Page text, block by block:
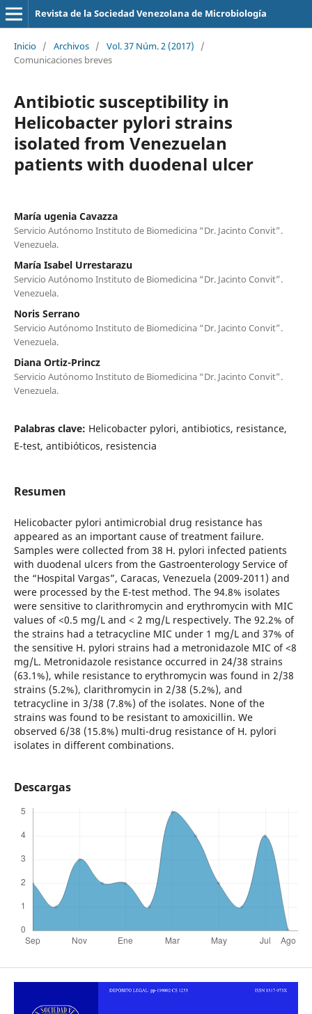
Revista de la Sociedad Venezolana de Microbiología
Inicio / Archivos / Vol. 37 Núm. 2 (2017)
/
Comunicaciones breves
Antibiotic susceptibility in
Helicobacter pylori strains
isolated from Venezuelan
patients with duodenal ulcer
María ugenia Cavazza
Servicio Autónomo Instituto de Biomedicina “Dr. Jacinto Convit”.
Venezuela.
María Isabel Urrestarazu
Servicio Autónomo Instituto de Biomedicina “Dr. Jacinto Convit”.
Venezuela.
Noris Serrano
Servicio Autónomo Instituto de Biomedicina “Dr. Jacinto Convit”.
Venezuela.
Diana Ortiz-Princz
Servicio Autónomo Instituto de Biomedicina “Dr. Jacinto Convit”.
Venezuela.
Palabras clave: Helicobacter pylori, antibiotics, resistance,
E-test, antibióticos, resistencia
Resumen
Helicobacter pylori antimicrobial drug resistance has
appeared as an important cause of treatment failure.
Samples were collected from 38 H. pylori infected patients
with duodenal ulcers from the Gastroenterology Service of
the “Hospital Vargas”, Caracas, Venezuela (2009-2011) and
were processed by the E-test method. The 94.8% isolates
were sensitive to clarithromycin and erythromycin with MIC
values of <0.5 mg/L and < 2 mg/L respectively. The 92.2% of
the strains had a tetracycline MIC under 1 mg/L and 37% of
the sensitive H. pylori strains had a metronidazole MIC of <8
mg/L. Metronidazole resistance occurred in 24/38 strains
(63.1%), while resistance to erythromycin was found in 2/38
strains (5.2%), clarithromycin in 2/38 (5.2%), and
tetracycline in 3/38 (7.8%) of the isolates. None of the
strains was found to be resistant to amoxicillin. We
observed 6/38 (15.8%) multi-drug resistance of H. pylori
isolates in different combinations.
Descargas